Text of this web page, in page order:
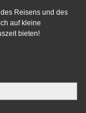
Reisens und des
auf kleine
bieten!